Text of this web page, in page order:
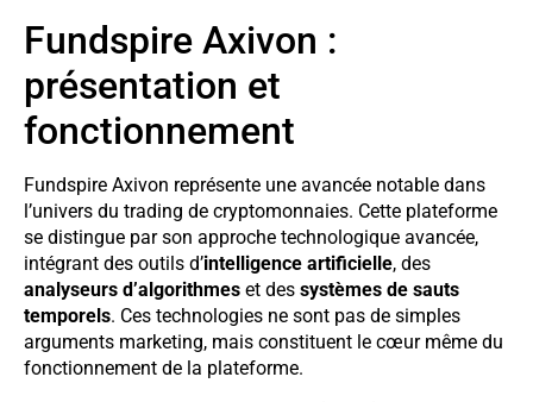
Fundspire Axivon :
présentation et
fonctionnement
Fundspire Axivon représente une avancée notable dans
l’univers du trading de cryptomonnaies. Cette plateforme
se distingue par son approche technologique avancée,
intégrant des outils d’intelligence artificielle, des
analyseurs d’algorithmes et des systèmes de sauts
temporels. Ces technologies ne sont pas de simples
arguments marketing, mais constituent le cœur même du
fonctionnement de la plateforme.